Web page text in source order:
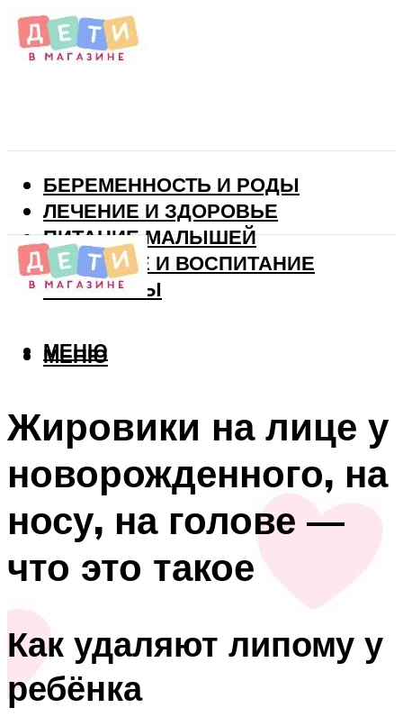
БЕРЕМЕННОСТЬ И РОДЫ
ЛЕЧЕНИЕ И ЗДОРОВЬЕ
ПИТАНИЕ МАЛЫШЕЙ
РАЗВИТИЕ И ВОСПИТАНИЕ
ВИТАМИНЫ
МЕНЮ
МЕНЮ
Жировики на лице у
новорожденного, на
носу, на голове —
что это такое
Как удаляют липому у
ребёнка